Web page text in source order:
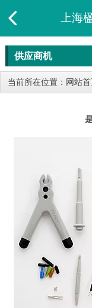
上海
供应商机
当前所在位置： 网站